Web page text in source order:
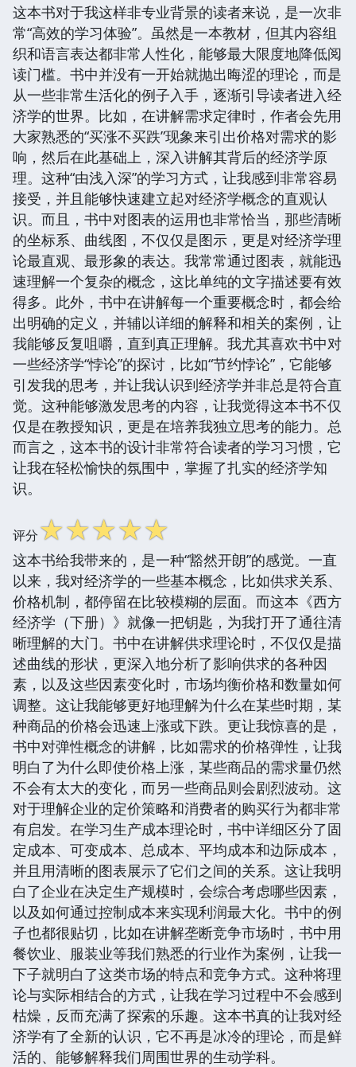
这本书对于我这样非专业背景的读者来说，是一次非
常“高效的学习体验”。虽然是一本教材，但其内容组
织和语言表达都非常人性化，能够最大限度地降低阅
读门槛。书中并没有一开始就抛出晦涩的理论，而是
从一些非常生活化的例子入手，逐渐引导读者进入经
济学的世界。比如，在讲解需求定律时，作者会先用
大家熟悉的“买涨不买跌”现象来引出价格对需求的影
响，然后在此基础上，深入讲解其背后的经济学原
理。这种“由浅入深”的学习方式，让我感到非常容易
接受，并且能够快速建立起对经济学概念的直观认
识。而且，书中对图表的运用也非常恰当，那些清晰
的坐标系、曲线图，不仅仅是图示，更是对经济学理
论最直观、最形象的表达。我常常通过图表，就能迅
速理解一个复杂的概念，这比单纯的文字描述要有效
得多。此外，书中在讲解每一个重要概念时，都会给
出明确的定义，并辅以详细的解释和相关的案例，让
我能够反复咀嚼，直到真正理解。我尤其喜欢书中对
一些经济学“悖论”的探讨，比如“节约悖论”，它能够
引发我的思考，并让我认识到经济学并非总是符合直
觉。这种能够激发思考的内容，让我觉得这本书不仅
仅是在教授知识，更是在培养我独立思考的能力。总
而言之，这本书的设计非常符合读者的学习习惯，它
让我在轻松愉快的氛围中，掌握了扎实的经济学知
识。
评分☆☆☆☆☆
这本书给我带来的，是一种“豁然开朗”的感觉。一直
以来，我对经济学的一些基本概念，比如供求关系、
价格机制，都停留在比较模糊的层面。而这本《西方
经济学（下册）》就像一把钥匙，为我打开了通往清
晰理解的大门。书中在讲解供求理论时，不仅仅是描
述曲线的形状，更深入地分析了影响供求的各种因
素，以及这些因素变化时，市场均衡价格和数量如何
调整。这让我能够更好地理解为什么在某些时期，某
种商品的价格会迅速上涨或下跌。更让我惊喜的是，
书中对弹性概念的讲解，比如需求的价格弹性，让我
明白了为什么即使价格上涨，某些商品的需求量仍然
不会有太大的变化，而另一些商品则会剧烈波动。这
对于理解企业的定价策略和消费者的购买行为都非常
有启发。在学习生产成本理论时，书中详细区分了固
定成本、可变成本、总成本、平均成本和边际成本，
并且用清晰的图表展示了它们之间的关系。这让我明
白了企业在决定生产规模时，会综合考虑哪些因素，
以及如何通过控制成本来实现利润最大化。书中的例
子也都很贴切，比如在讲解垄断竞争市场时，书中用
餐饮业、服装业等我们熟悉的行业作为案例，让我一
下子就明白了这类市场的特点和竞争方式。这种将理
论与实际相结合的方式，让我在学习过程中不会感到
枯燥，反而充满了探索的乐趣。这本书真的让我对经
济学有了全新的认识，它不再是冰冷的理论，而是鲜
活的、能够解释我们周围世界的生动学科。